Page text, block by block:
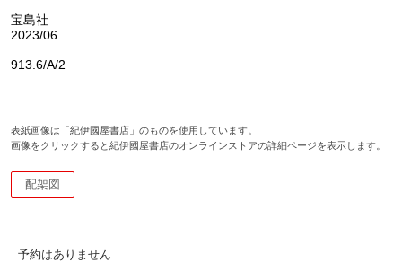
宝島社
2023/06
913.6/A/2
表紙画像は「紀伊國屋書店」のものを使用しています。
画像をクリックすると紀伊國屋書店のオンラインストアの詳細ページを表示します。
配架図
予約はありません